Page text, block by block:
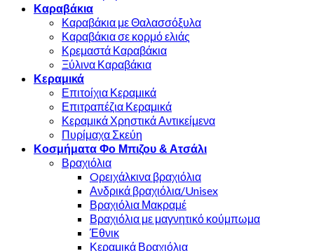
Καραβάκια
Καραβάκια με Θαλασσόξυλα
Καραβάκια σε κορμό ελιάς
Κρεμαστά Καραβάκια
Ξύλινα Καραβάκια
Κεραμικά
Επιτοίχια Κεραμικά
Επιτραπέζια Κεραμικά
Κεραμικά Χρηστικά Αντικείμενα
Πυρίμαχα Σκεύη
Κοσμήματα Φο Μπιζου & Ατσάλι
Βραχιόλια
Oρειχάλκινα βραχιόλια
Ανδρικά βραχιόλια/Unisex
Βραχιόλια Μακραμέ
Βραχιόλια με μαγνητικό κούμπωμα
Έθνικ
Κεραμικά Βραχιόλια